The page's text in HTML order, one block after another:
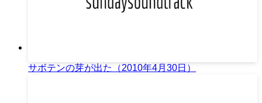
サボテンの芽が出た（2010年4月30日）